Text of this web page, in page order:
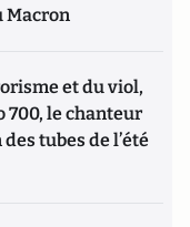
Macron
et du viol,
700, le chanteur
des tubes de l’été